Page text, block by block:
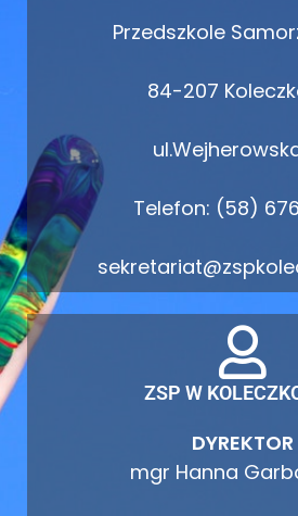
Przedszkole
84-207
Telefon: (58)
ZSP W
DYREKTOR
mgr Hanna